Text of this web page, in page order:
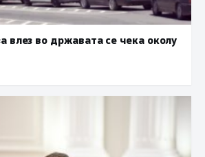
влез во државата се чека околу